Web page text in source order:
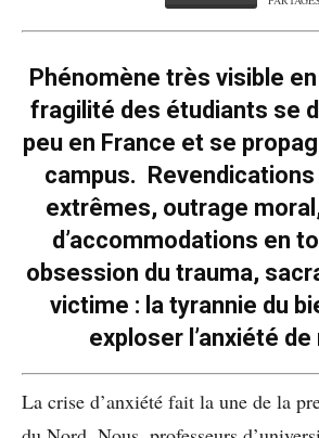
Phénomène très visible
fragilité des étudiants se
peu en France et se
campus.
extrêmes, outrage
d’accommodations en
obsession du trauma,
victime : la tyrannie du
exploser l’anxiété de
La crise d’anxiété fait la une de la